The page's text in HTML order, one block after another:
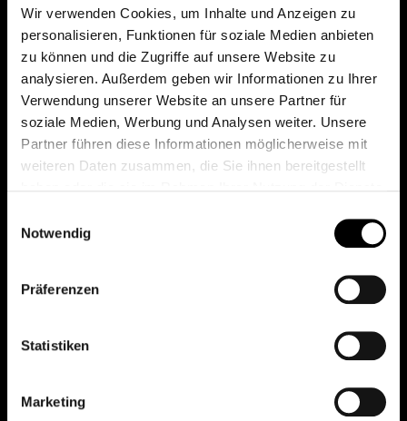
Wir verwenden Cookies, um Inhalte und Anzeigen zu
personalisieren, Funktionen für soziale Medien anbieten
zu können und die Zugriffe auf unsere Website zu
analysieren. Außerdem geben wir Informationen zu Ihrer
Verwendung unserer Website an unsere Partner für
soziale Medien, Werbung und Analysen weiter. Unsere
Partner führen diese Informationen möglicherweise mit
weiteren Daten zusammen, die Sie ihnen bereitgestellt
Notwendig
Präferenzen
Statistiken
Marketing
Das erste Depot in Österreich mit 0€ Kontoführung,
0€ Ausgabeaufschlag und 0€ Depotgebühren bei
© 2026 FondsDepot AT
DEPOT